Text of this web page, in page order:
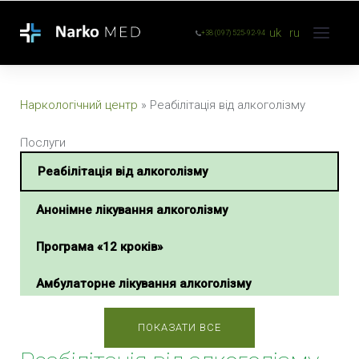
+38 (097) 525-92-94 uk ru
Наркологічний центр » Реабілітація від алкоголізму
Послуги
Реабілітація від алкоголізму
Анонімне лікування алкоголізму
Програма «12 кроків»
Амбулаторне лікування алкоголізму
Лікування алкоголізму гіпнозом
ПОКАЗАТИ ВСЕ